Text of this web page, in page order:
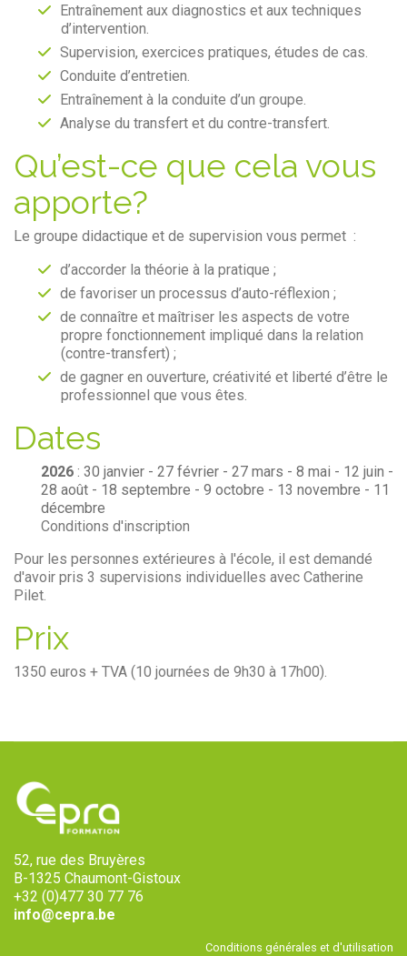
Entraînement aux diagnostics et aux techniques
d’intervention.
Supervision, exercices pratiques, études de cas.
Conduite d’entretien.
Entraînement à la conduite d’un groupe.
Analyse du transfert et du contre-transfert.
Qu’est-ce que cela vous
apporte?
Le groupe didactique et de supervision vous permet :
d’accorder la théorie à la pratique ;
de favoriser un processus d’auto-réflexion ;
de connaître et maîtriser les aspects de votre
propre fonctionnement impliqué dans la relation
(contre-transfert) ;
de gagner en ouverture, créativité et liberté d’être le
professionnel que vous êtes.
Dates
2026 : 30 janvier - 27 février - 27 mars - 8 mai - 12 juin -
28 août - 18 septembre - 9 octobre - 13 novembre - 11
décembre
Conditions d'inscription
Pour les personnes extérieures à l'école, il est demandé
d'avoir pris 3 supervisions individuelles avec Catherine
Pilet.
Prix
1350 euros + TVA (10 journées de 9h30 à 17h00).
52, rue des Bruyères
B-1325 Chaumont-Gistoux
+32 (0)477 30 77 76
info@cepra.be
Conditions générales et d'utilisation